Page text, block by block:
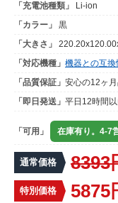
「充電池種類」
Li-ion
「カラー」
黒
「大きさ」
「対応機種」 機器との互
「品質保証」 安心の12ヶ
「即日発送」 平日12時間
「可用」 在庫有り。4-7
通常価格 8393
特別価格 5875